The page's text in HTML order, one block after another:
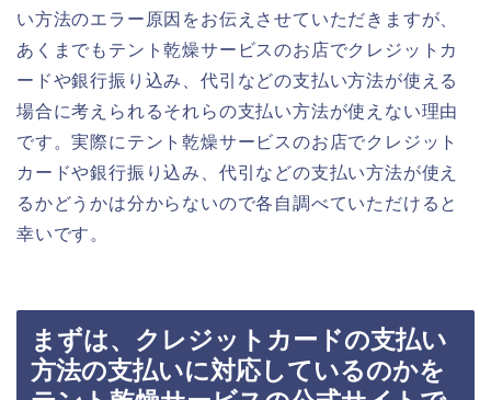
い方法のエラー原因をお伝えさせていただきますが、
あくまでもテント乾燥サービスのお店でクレジットカ
ードや銀行振り込み、代引などの支払い方法が使える
場合に考えられるそれらの支払い方法が使えない理由
です。実際にテント乾燥サービスのお店でクレジット
カードや銀行振り込み、代引などの支払い方法が使え
るかどうかは分からないので各自調べていただけると
幸いです。
まずは、クレジットカードの支払い
方法の支払いに対応しているのかを